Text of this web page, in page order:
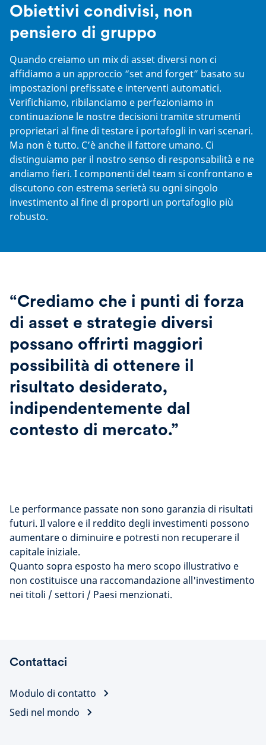
Obiettivi condivisi, non
pensiero di gruppo
Quando creiamo un mix di asset diversi non ci
affidiamo a un approccio “set and forget” basato su
impostazioni prefissate e interventi automatici.
Verifichiamo, ribilanciamo e perfezioniamo in
continuazione le nostre decisioni tramite strumenti
proprietari al fine di testare i portafogli in vari scenari.
Ma non è tutto. C’è anche il fattore umano. Ci
distinguiamo per il nostro senso di responsabilità e ne
andiamo fieri. I componenti del team si confrontano e
discutono con estrema serietà su ogni singolo
investimento al fine di proporti un portafoglio più
robusto.
“Crediamo che i punti di forza
di asset e strategie diversi
possano offrirti maggiori
possibilità di ottenere il
risultato desiderato,
indipendentemente dal
contesto di mercato.”
Le performance passate non sono garanzia di risultati
futuri. Il valore e il reddito degli investimenti possono
aumentare o diminuire e potresti non recuperare il
capitale iniziale.
Quanto sopra esposto ha mero scopo illustrativo e
non costituisce una raccomandazione all'investimento
nei titoli / settori / Paesi menzionati.
Contattaci
Modulo di contatto
Sedi nel mondo